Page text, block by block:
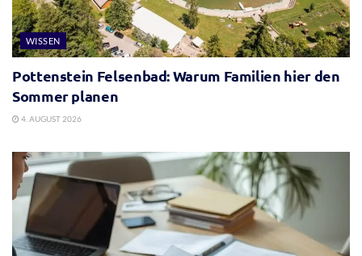
WISSEN
Pottenstein Felsenbad: Warum Familien hier den
Sommer planen
4. AUGUST 2026